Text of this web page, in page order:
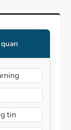
tin